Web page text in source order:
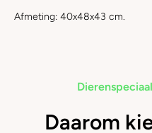
Afmeting: 40x48x43 cm.
Daarom